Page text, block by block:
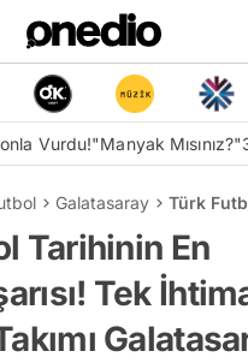
Vurdu!"Manyak Mısınız?"
Galatasaray Türk
Tarihinin En
Tek